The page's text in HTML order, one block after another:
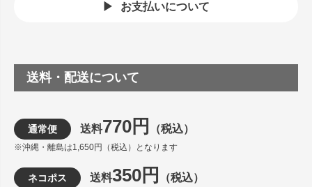
お支払いについて
送料・配送について
通常便 送料770円 （税込）
※沖縄・離島は1,650円（税込）となります
ネコポス 送料350円 （税込）